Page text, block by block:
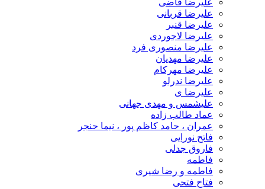
علیرضا قربانی
علیرضا قنبر
علیرضا لاجوردی
علیرضا منصوری فرد
علیرضا مهدیان
علیرضا مهرکام
علیرضا ندرلو
علیرضا ی
علیشمس و مهدی جهانی
عماد طالب زاده
عمران ، حامد کاظم پور ، نیما حنجر
فاتح نورایی
فاروق جدلی
فاطمه
فاطمه و رضا شیری
فتاح فتحی